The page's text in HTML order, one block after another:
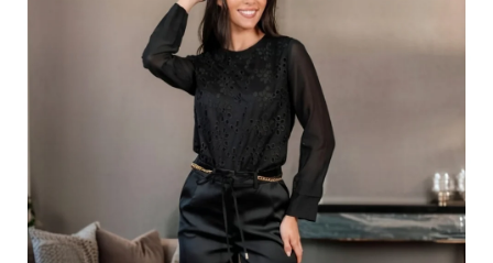
hviezdičiek.